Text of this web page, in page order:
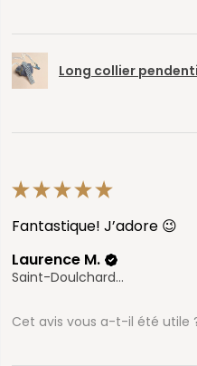
Long collier
★★★★★
Fantastique! J’adore 😉
Laurence M.
Saint-Doulchard, Cher
Cet avis vous a-t-il été utile